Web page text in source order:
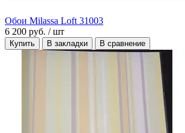
Обои Milassa Loft 31003
6 200 руб. / шт
Купить В закладки В сравнение